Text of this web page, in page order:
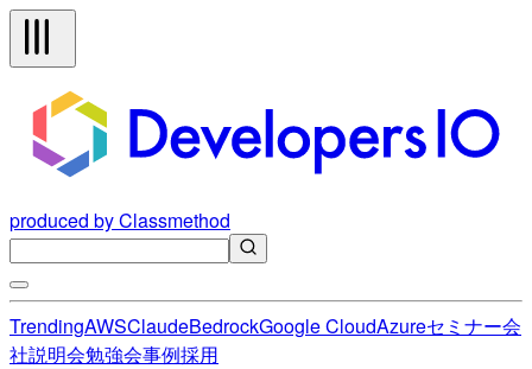
produced by Classmethod
TrendingAWSClaudeBedrockGoogle CloudAzureセミナー会
社説明会勉強会事例採用